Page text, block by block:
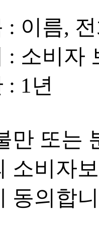
: 이름,
: 소비자
: 1년
만 또는
소비자
동의합